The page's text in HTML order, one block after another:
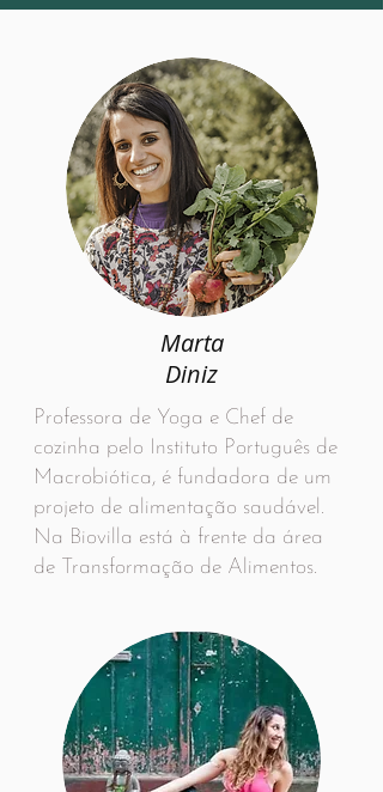
Marta
Diniz
Professora de Yoga e Chef de
cozinha pelo Instituto Português de
Macrobiótica, é fundadora de um
projeto de alimentação saudável.
Na Biovilla está à frente da área
de Transformação de Alimentos.